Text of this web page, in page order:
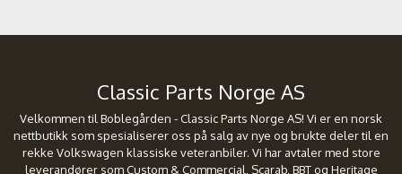
Classic Parts Norge AS
Velkommen til Boblegården - Classic Parts Norge AS! Vi er en norsk
nettbutikk som spesialiserer oss på salg av nye og brukte deler til en
rekke Volkswagen klassiske veteranbiler. Vi har avtaler med store
leverandører som Custom & Commercial, Scarab, BBT og Heritage